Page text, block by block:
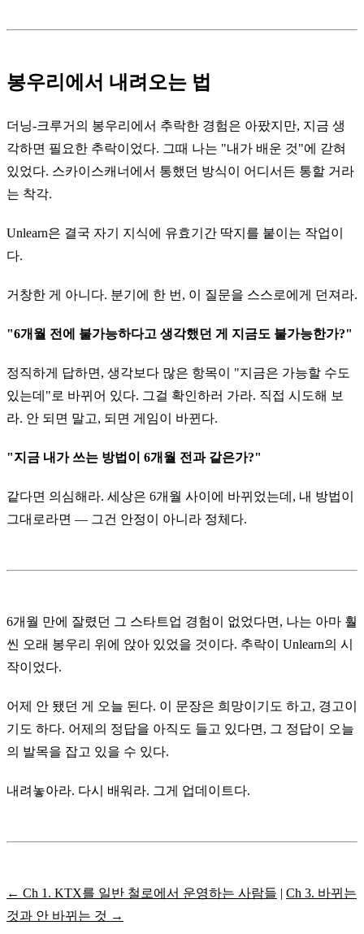
봉우리에서 내려오는 법
더닝-크루거의 봉우리에서 추락한 경험은 아팠지만, 지금 생
각하면 필요한 추락이었다. 그때 나는 "내가 배운 것"에 갇혀
있었다. 스카이스캐너에서 통했던 방식이 어디서든 통할 거라
는 착각.
Unlearn은 결국 자기 지식에 유효기간 딱지를 붙이는 작업이
다.
거창한 게 아니다. 분기에 한 번, 이 질문을 스스로에게 던져라.
"6개월 전에 불가능하다고 생각했던 게 지금도 불가능한가?"
정직하게 답하면, 생각보다 많은 항목이 "지금은 가능할 수도
있는데"로 바뀌어 있다. 그걸 확인하러 가라. 직접 시도해 보
라. 안 되면 말고, 되면 게임이 바뀐다.
"지금 내가 쓰는 방법이 6개월 전과 같은가?"
같다면 의심해라. 세상은 6개월 사이에 바뀌었는데, 내 방법이
그대로라면 — 그건 안정이 아니라 정체다.
6개월 만에 잘렸던 그 스타트업 경험이 없었다면, 나는 아마 훨
씬 오래 봉우리 위에 앉아 있었을 것이다. 추락이 Unlearn의 시
작이었다.
어제 안 됐던 게 오늘 된다. 이 문장은 희망이기도 하고, 경고이
기도 하다. 어제의 정답을 아직도 들고 있다면, 그 정답이 오늘
의 발목을 잡고 있을 수 있다.
내려놓아라. 다시 배워라. 그게 업데이트다.
← Ch 1. KTX를 일반 철로에서 운영하는 사람들 | Ch 3. 바뀌는
것과 안 바뀌는 것 →